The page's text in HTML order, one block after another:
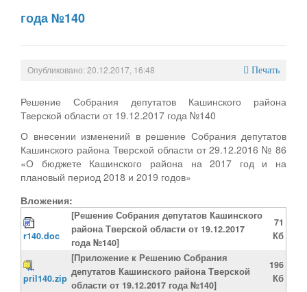
года №140
Опубликовано: 20.12.2017, 16:48 Печать
Решение Собрания депутатов Кашинского района
Тверской области от 19.12.2017 года №140
О внесении изменений в решение Собрания депутатов
Кашинского района Тверской области от 29.12.2016 № 86
«О бюджете Кашинского района на 2017 год и на
плановый период 2018 и 2019 годов»
Вложения:
r140.doc
[Решение Собрания депутатов Кашинского
района Тверской области от 19.12.2017
года №140]
71
Кб
pril140.zip
[Приложение к Решению Собрания
депутатов Кашинского района Тверской
области от 19.12.2017 года №140]
196
Кб